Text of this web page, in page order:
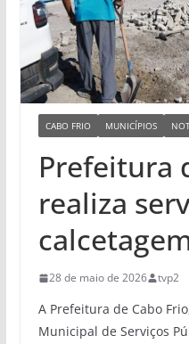
CABO FRIO MUNICÍPIOS
Prefeitura
realiza
28 de maio de 2026 tvp2
A Prefeitura de Cabo
Municipal de Serviços